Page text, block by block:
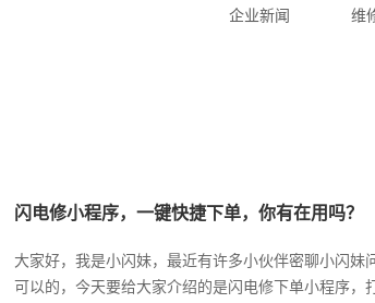
企业新闻 维
闪电修小程序，一键快捷下单，你有在用吗？
大家好，我是小闪妹，最近有许多小伙伴密聊小闪
可以的，今天要给大家介绍的是闪电修下单小程序，